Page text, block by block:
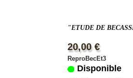
"ETUDE DE
20,00 €
ReproBecEt3
Disponible